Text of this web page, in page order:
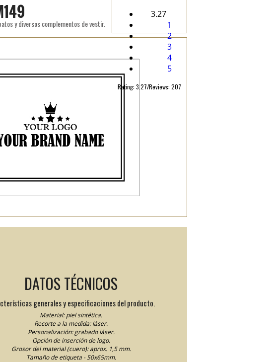
y diversos complementos de vestir.
3.27
1
2
3
4
5
Rating: 3.27/Reviews: 207
DATOS TÉCNICOS
generales y especificaciones del producto.
Material: piel sintética.
Recorte a la medida: láser.
Personalización: grabado láser.
Opción de inserción de logo.
Grosor del material (cuero): aprox. 1,5 mm.
Tamaño de etiqueta - 50x65mm.